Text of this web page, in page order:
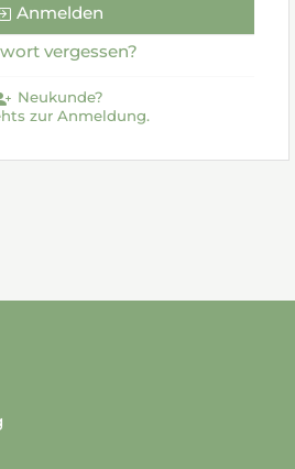
Anmelden
vergessen?
Neukunde?
zur Anmeldung.